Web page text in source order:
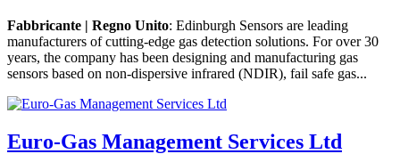
Fabbricante | Regno Unito: Edinburgh Sensors are leading
manufacturers of cutting-edge gas detection solutions. For over 30
years, the company has been designing and manufacturing gas
sensors based on non-dispersive infrared (NDIR), fail safe gas...
Euro-Gas Management Services Ltd